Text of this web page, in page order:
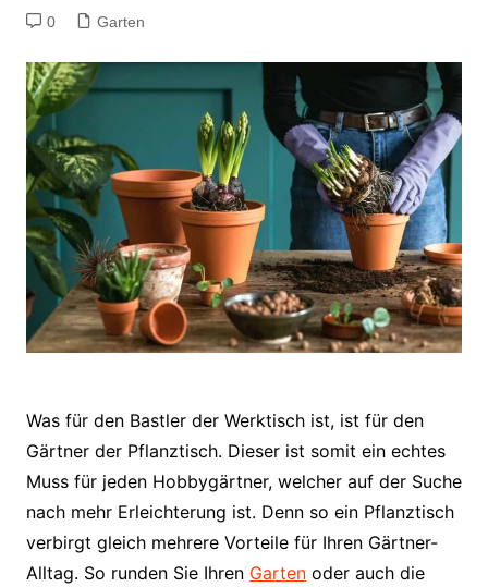
0 Garten
Was für den Bastler der Werktisch ist, ist für den
Gärtner der Pflanztisch. Dieser ist somit ein echtes
Muss für jeden Hobbygärtner, welcher auf der Suche
nach mehr Erleichterung ist. Denn so ein Pflanztisch
verbirgt gleich mehrere Vorteile für Ihren Gärtner-
Alltag. So runden Sie Ihren Gartenoder auch die